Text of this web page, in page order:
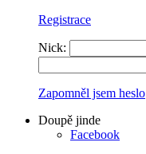
Registrace
Nick:
Zapomněl jsem heslo
Doupě jinde
Facebook